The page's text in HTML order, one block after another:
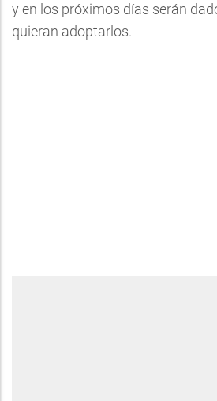
y en los próximos días serán
quieran adoptarlos.